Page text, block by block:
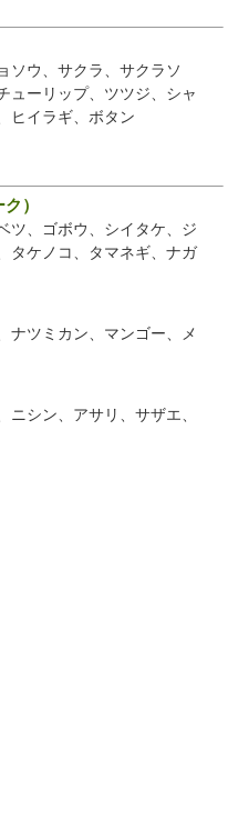
ソウ、サクラ、サクラソ
ューリップ、ツツジ、シャ
ヒイラギ、ボタン
）
ツ、ゴボウ、シイタケ、ジ
タケノコ、タマネギ、ナガ
ナツミカン、マンゴー、メ
ニシン、アサリ、サザエ、